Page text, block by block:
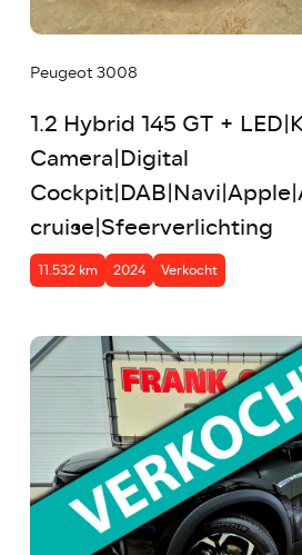
Peugeot 3008
1.2 Hybrid 145 GT +
Camera|Digital
cruise|Sfeerverlichting
11.532 km 2024 Verkocht